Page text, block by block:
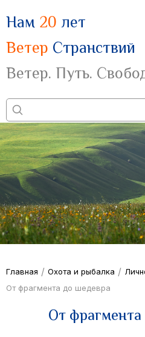
Нам 20 лет
Ветер Странствий
Ветер. Путь.
Главная / Охота и рыбалка /
От фрагмента до шедевра
От